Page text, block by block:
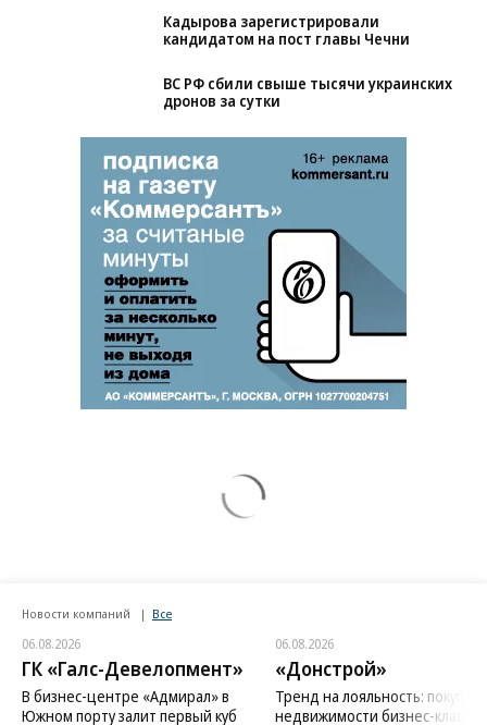
Кадырова зарегистрировали
кандидатом на пост главы Чечни
ВС РФ сбили свыше тысячи украинских
дронов за сутки
Новости компаний Все
06.08.2026
ГК «Галс-Девелопмент»
В бизнес-центре «Адмирал» в
Южном порту залит первый куб
06.08.2026
«Донстрой»
Тренд на лояльность:
недвижимости бизнес-класса